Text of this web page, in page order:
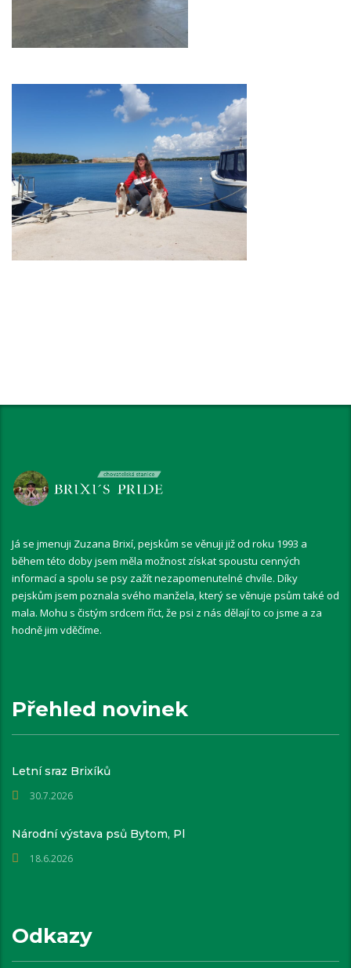
Já se jmenuji Zuzana Brixí, pejskům se věnuji již od roku 1993 a
během této doby jsem měla možnost získat spoustu cenných
informací a spolu se psy zažít nezapomenutelné chvíle. Díky
pejskům jsem poznala svého manžela, který se věnuje psům také od
mala. Mohu s čistým srdcem říct, že psi z nás dělají to co jsme a za
hodně jim vděčíme.
Přehled novinek
Letní sraz Brixíků
30.7.2026
Národní výstava psů Bytom, Pl
18.6.2026
Odkazy